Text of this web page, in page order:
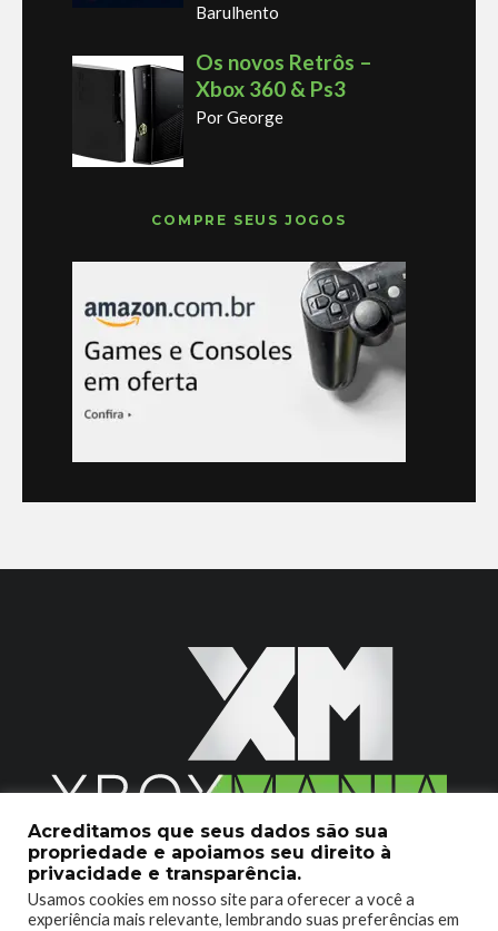
Barulhento
Os novos Retrôs –
Xbox 360 & Ps3
Por George
COMPRE SEUS JOGOS
2020 © Xboxmania. Todos os Direitos Reservados.
SOBRE O XBOX MANIA CONTATO
Acreditamos que seus dados são sua
propriedade e apoiamos seu direito à
privacidade e transparência.
Usamos cookies em nosso site para oferecer a você a
experiência mais relevante, lembrando suas preferências em